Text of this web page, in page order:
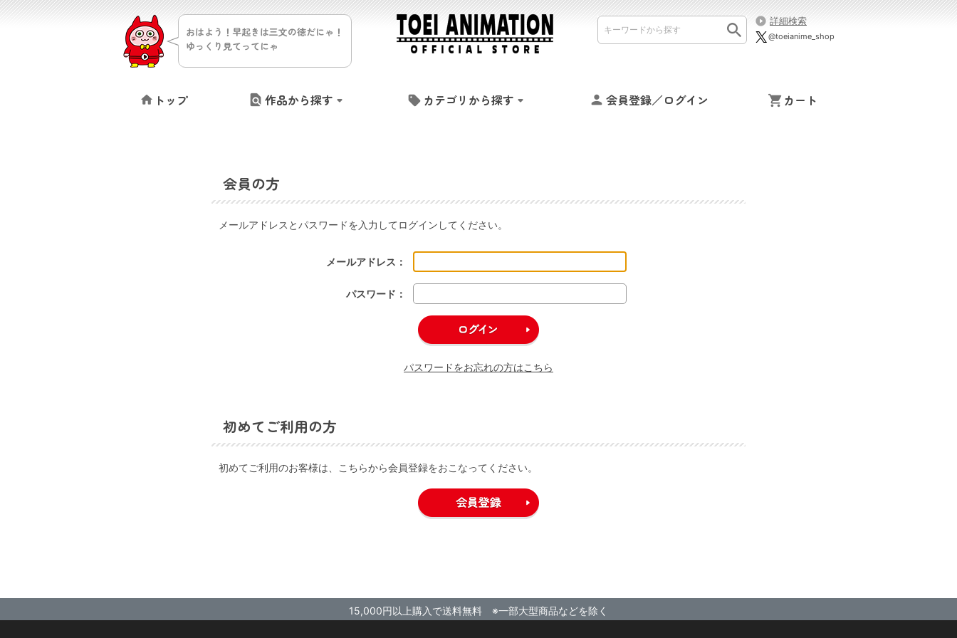
おはよう！早起きは三文の徳だにゃ！
ゆっくり見てってにゃ
詳細検索
@toeianime_shop
トップ 作品から探す カテゴリから探す 会員登録／ログイン カート
会員の方
メールアドレスとパスワードを入力してログインしてください。
メールアドレス：
パスワード：
パスワードをお忘れの方はこちら
初めてご利用の方
初めてご利用のお客様は、こちらから会員登録をおこなってください。
15,000円以上購入で送料無料 ※一部大型商品などを除く